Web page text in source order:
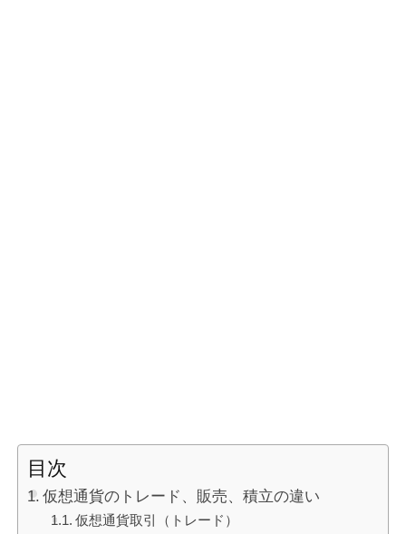
目次
仮想通貨のトレード、販売、積立の違い
仮想通貨取引（トレード）